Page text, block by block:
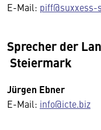
E-Mail:
Sprecher der
Steiermark
Jürgen Ebner
E-Mail: info@icte.biz